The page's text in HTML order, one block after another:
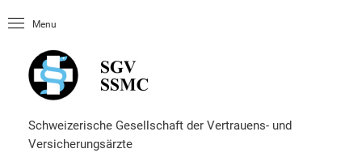
Menu
Schweizerische Gesellschaft der Vertrauens- und
Versicherungsärzte
Nachschlagewerke
Fähigkeitsausweis
Formulare und Services